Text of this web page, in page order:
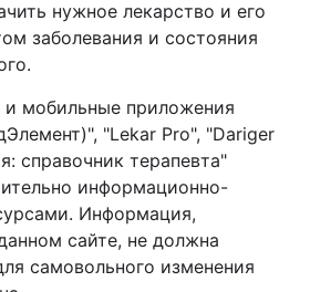
нужное лекарство и его
заболевания и состояния
и мобильные приложения
"Lekar Pro", "Dariger
справочник терапевта"
информационно-
Информация,
сайте, не должна
самовольного изменения